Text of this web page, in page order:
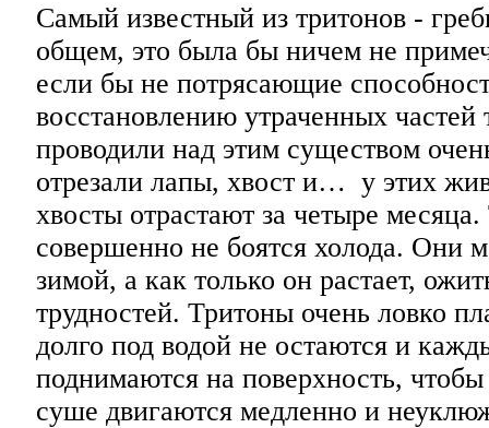
Самый известный из тритонов -
общем, это была бы ничем не
если бы не потрясающие
восстановлению утраченных
проводили над этим существом
отрезали лапы, хвост и… у этих
хвосты отрастают за четыре
совершенно не боятся холода. Они
зимой, а как только он растает,
трудностей. Тритоны очень ловко
долго под водой не остаются и
поднимаются на поверхность,
суше двигаются медленно и